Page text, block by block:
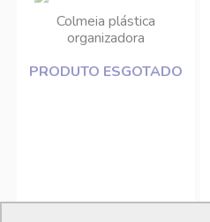
Colmeia plástica
organizadora
PRODUTO ESGOTADO